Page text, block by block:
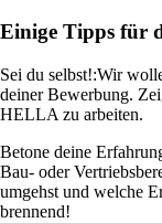
Einige Tipps für
Sei du selbst!:Wir
deiner Bewerbung.
HELLA zu arbeiten.
Betone deine
Bau- oder
umgehst und welche
brennend!